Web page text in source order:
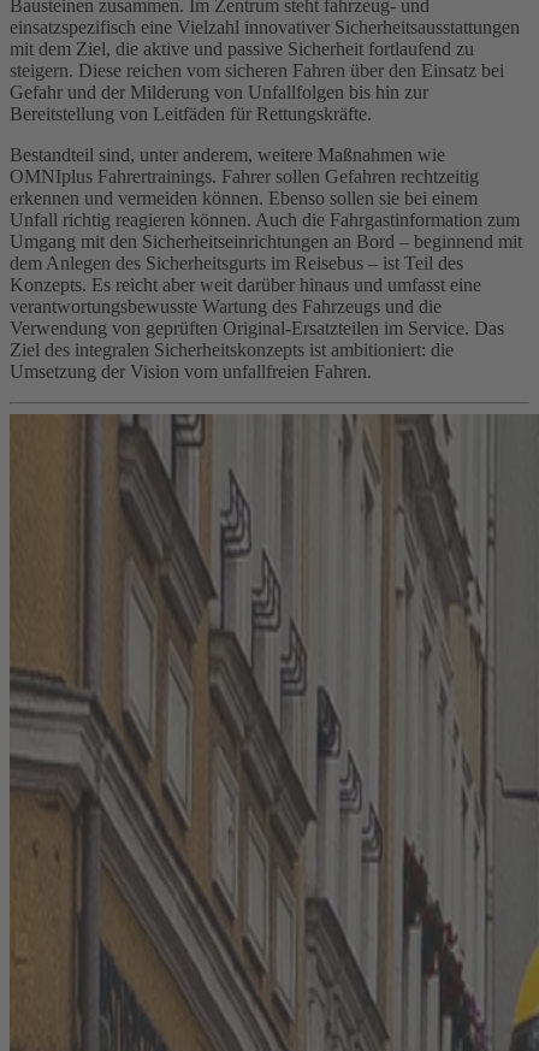
Bausteinen zusammen. Im Zentrum steht fahrzeug- und
einsatzspezifisch eine Vielzahl innovativer Sicherheitsausstattungen
mit dem Ziel, die aktive und passive Sicherheit fortlaufend zu
steigern. Diese reichen vom sicheren Fahren über den Einsatz bei
Gefahr und der Milderung von Unfallfolgen bis hin zur
Bereitstellung von Leitfäden für Rettungskräfte.
Bestandteil sind, unter anderem, weitere Maßnahmen wie
OMNIplus Fahrertrainings. Fahrer sollen Gefahren rechtzeitig
erkennen und vermeiden können. Ebenso sollen sie bei einem
Unfall richtig reagieren können. Auch die Fahrgastinformation zum
Umgang mit den Sicherheitseinrichtungen an Bord – beginnend mit
dem Anlegen des Sicherheitsgurts im Reisebus – ist Teil des
Konzepts. Es reicht aber weit darüber hinaus und umfasst eine
verantwortungsbewusste Wartung des Fahrzeugs und die
Verwendung von geprüften Original-Ersatzteilen im Service. Das
Ziel des integralen Sicherheitskonzepts ist ambitioniert: die
Umsetzung der Vision vom unfallfreien Fahren.